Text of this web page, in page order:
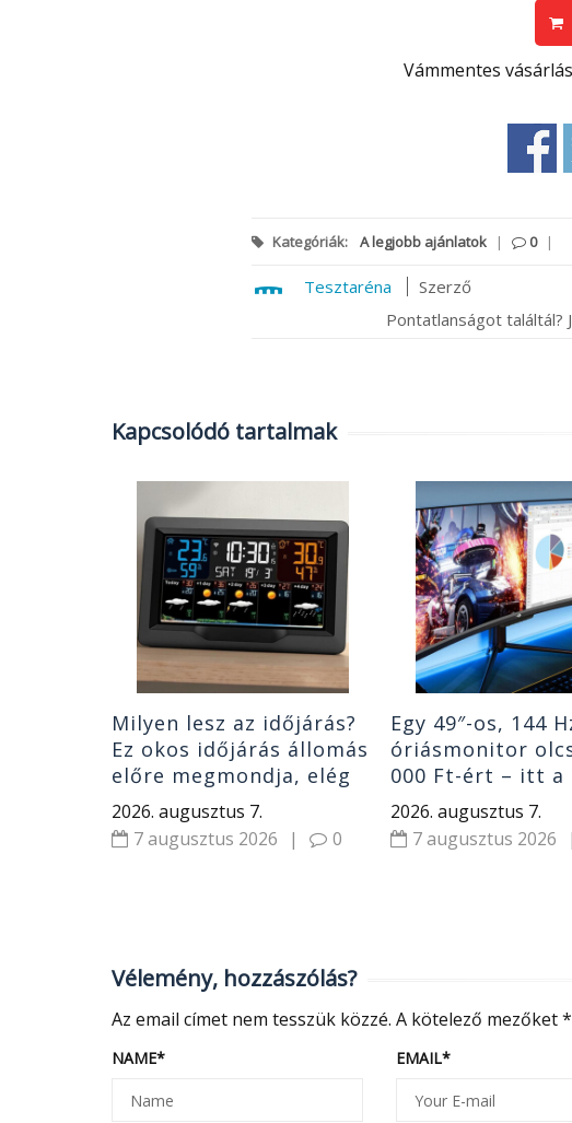
Vámmentes
Kategóriák: A legjobb ajánlatok | 0 |
Tesztaréna
Szerző
Pontatlanságot találtál?
Kapcsolódó tartalmak
Milyen lesz az időjárás?
Ez okos időjárás állomás
előre megmondja, elég
rá egy pillantás
2026. augusztus 7.
7 augusztus 2026
| 0
Egy 49″-os, 144
óriásmonitor
000 Ft-ért – itt a
ARMY C49SHC
2026. augusztus 7.
7 augusztus 2026
|
Vélemény, hozzászólás?
Az email címet nem tesszük közzé. A kötelező mezőket*
NAME* EMAIL*